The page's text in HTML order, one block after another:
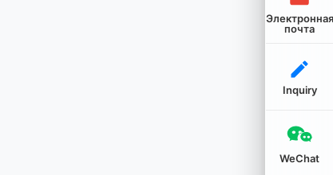
Электронная
почта
Inquiry
WeChat